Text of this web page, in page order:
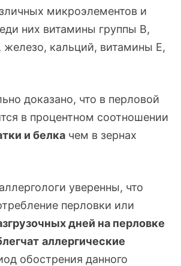
микроэлементов и
них витамины группы В,
железо, кальций, витамины Е,
доказано, что в перловой
в процентном соотношении
и белкачем в зернах
уверенны, что
перловки или
дней на перловке
аллергические
обострения данного